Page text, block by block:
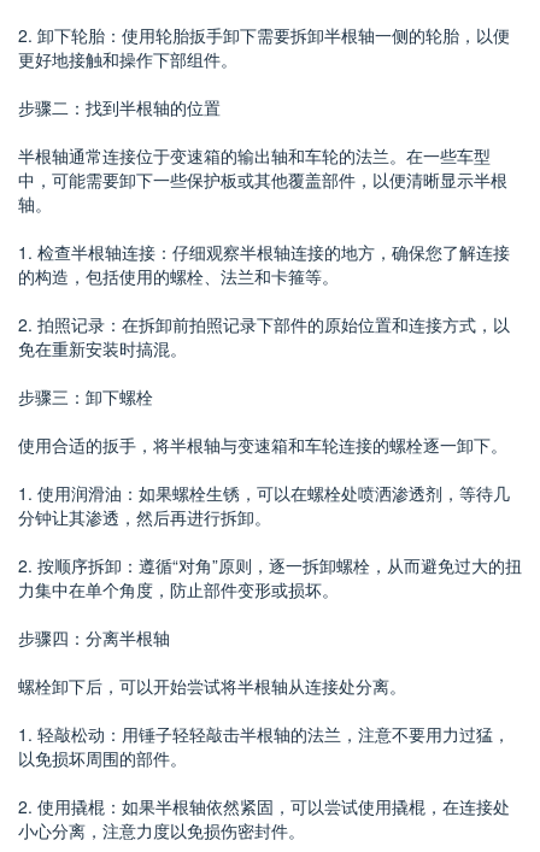
2. 卸下轮胎：使用轮胎扳手卸下需要拆卸半根轴一侧的轮胎，以便
更好地接触和操作下部组件。
步骤二：找到半根轴的位置
半根轴通常连接位于变速箱的输出轴和车轮的法兰。在一些车型
中，可能需要卸下一些保护板或其他覆盖部件，以便清晰显示半根
轴。
1. 检查半根轴连接：仔细观察半根轴连接的地方，确保您了解连接
的构造，包括使用的螺栓、法兰和卡箍等。
2. 拍照记录：在拆卸前拍照记录下部件的原始位置和连接方式，以
免在重新安装时搞混。
步骤三：卸下螺栓
使用合适的扳手，将半根轴与变速箱和车轮连接的螺栓逐一卸下。
1. 使用润滑油：如果螺栓生锈，可以在螺栓处喷洒渗透剂，等待几
分钟让其渗透，然后再进行拆卸。
2. 按顺序拆卸：遵循“对角”原则，逐一拆卸螺栓，从而避免过大的扭
力集中在单个角度，防止部件变形或损坏。
步骤四：分离半根轴
螺栓卸下后，可以开始尝试将半根轴从连接处分离。
1. 轻敲松动：用锤子轻轻敲击半根轴的法兰，注意不要用力过猛，
以免损坏周围的部件。
2. 使用撬棍：如果半根轴依然紧固，可以尝试使用撬棍，在连接处
小心分离，注意力度以免损伤密封件。